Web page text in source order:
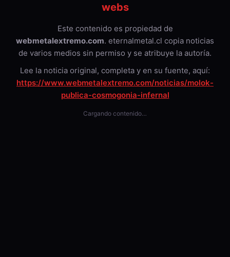
webs
Este contenido es propiedad de
webmetalextremo.com. eternalmetal.cl copia noticias
de varios medios sin permiso y se atribuye la autoría.
Lee la noticia original, completa y en su fuente, aquí:
https://www.webmetalextremo.com/noticias/molok-
publica-cosmogonia-infernal
Cargando contenido…